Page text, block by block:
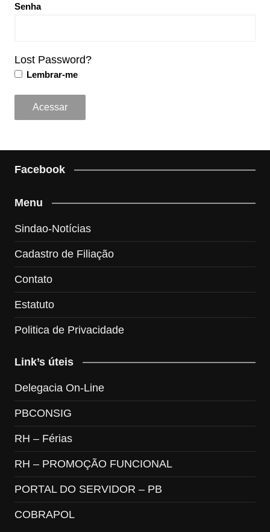
Senha
Lost Password?
Lembrar-me
Facebook
Menu
Sindao-Notícias
Cadastro de Filiação
Contato
Estatuto
Politica de Privacidade
Link’s úteis
Delegacia On-Line
PBCONSIG
RH – Férias
RH – PROMOÇÃO FUNCIONAL
PORTAL DO SERVIDOR – PB
COBRAPOL